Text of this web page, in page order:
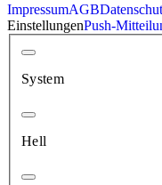
ImpressumAGB
EinstellungenPush-
System
Hell